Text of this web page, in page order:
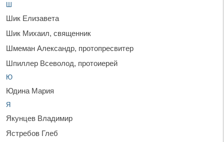
Ш
Шик Елизавета
Шик Михаил, священник
Шмеман Александр, протопресвитер
Шпиллер Всеволод, протоиерей
Ю
Юдина Мария
Я
Якунцев Владимир
Ястребов Глеб